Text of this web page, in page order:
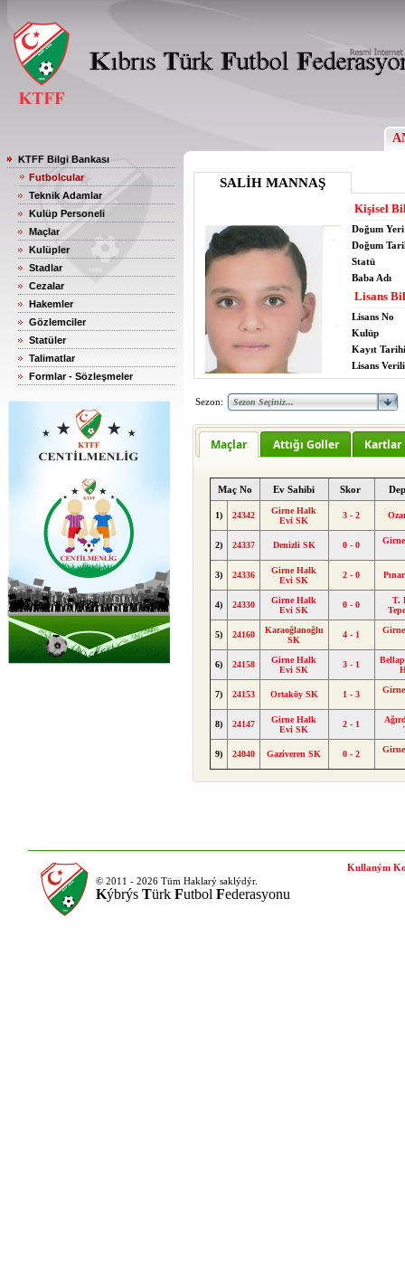
KTFF Bilgi Bankası
Futbolcular
Teknik Adamlar
Kulüp Personeli
Maçlar
Kulüpler
Stadlar
Cezalar
Hakemler
Gözlemciler
Statüler
Talimatlar
Formlar - Sözleşmeler
SALİH MANNAŞ
Kişisel
Doğum Yeri
Doğum
Statü
Baba Adı
Lisans
Lisans No
Kulüp
Kayıt Tarihi
Lisans
Sezon:
Maçlar Attığı Goller Kartlar
Maç No Ev Sahibi Skor
1) 24342
Girne Halk
Evi SK
3 - 2
2) 24337 Denizli SK 0 - 0
3) 24336
Girne Halk
Evi SK
2 - 0
4) 24330
Girne Halk
Evi SK
0 - 0
T.
5) 24160
Karaoğlanoğlu
SK
4 - 1
6) 24158
Girne Halk
Evi SK
3 - 1
7) 24153 Ortaköy SK 1 - 3
8) 24147
Girne Halk
Evi SK
2 - 1
9) 24040 Gaziveren SK 0 - 2
© 2011 - 2026 Tüm Haklarý saklýdýr.
Kýbrýs Türk Futbol Federasyonu
Kullaným